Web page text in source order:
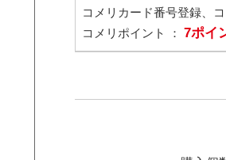
コメリカード番号登録、
コメリポイント ： 7ポイ